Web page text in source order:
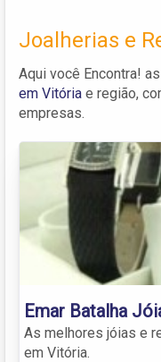
Joalherias e
Aqui você Encontra!
em Vitória e região,
empresas.
Emar Batalha
As melhores jóias e
em Vitória.